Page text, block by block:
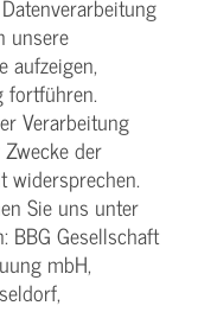
unsere
aufzeigen,
fortführen.
Verarbeitung
der
widersprechen.
Sie uns unter
BBG Gesellschaft
mbH,